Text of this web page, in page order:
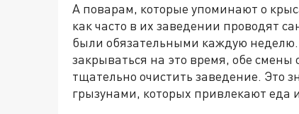
А поварам, которые упоминают о
как часто в их заведении проводят
были обязательными каждую неделю.
закрываться на это время, обе
тщательно очистить заведение. Это
грызунами, которых привлекают еда